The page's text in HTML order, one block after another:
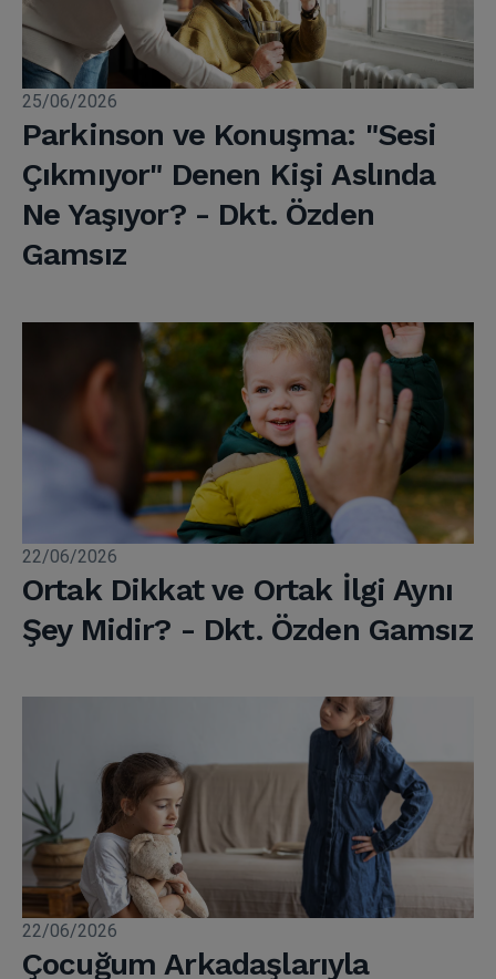
25/06/2026
Parkinson ve Konuşma: "Sesi
Çıkmıyor" Denen Kişi Aslında
Ne Yaşıyor? - Dkt. Özden
Gamsız
22/06/2026
Ortak Dikkat ve Ortak İlgi Aynı
Şey Midir? - Dkt. Özden Gamsız
22/06/2026
Çocuğum Arkadaşlarıyla